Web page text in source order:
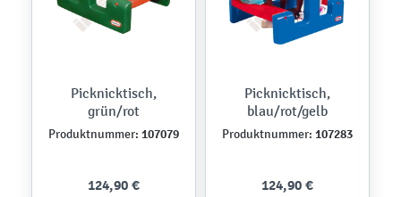
Picknicktisch,
grün/rot
Produktnummer: 107079
124,90 €
Picknicktisch,
blau/rot/gelb
Produktnummer: 107283
124,90 €